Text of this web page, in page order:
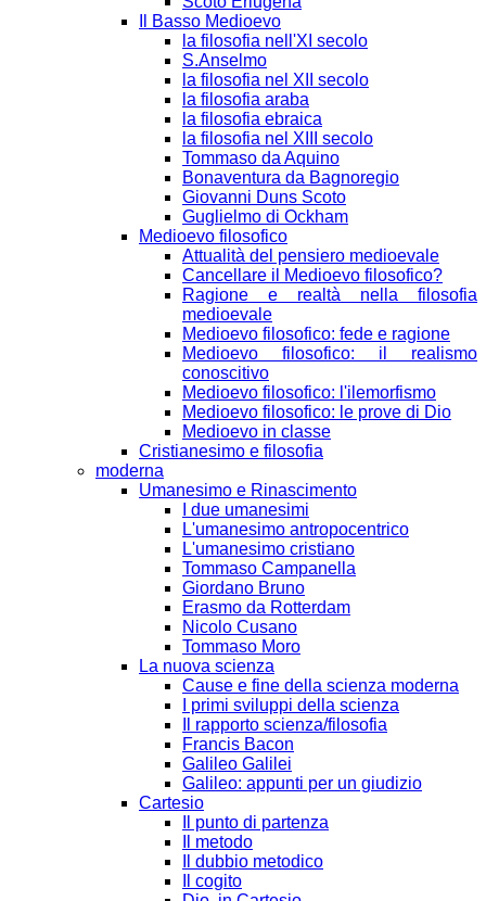
Il Basso Medioevo
la filosofia nell'XI secolo
S.Anselmo
la filosofia nel XII secolo
la filosofia araba
la filosofia ebraica
la filosofia nel XIII secolo
Tommaso da Aquino
Bonaventura da Bagnoregio
Giovanni Duns Scoto
Guglielmo di Ockham
Medioevo filosofico
Attualità del pensiero medioevale
Cancellare il Medioevo filosofico?
Ragione e realtà nella filosofia
medioevale
Medioevo filosofico: fede e ragione
Medioevo filosofico: il realismo
conoscitivo
Medioevo filosofico: l'ilemorfismo
Medioevo filosofico: le prove di Dio
Medioevo in classe
Cristianesimo e filosofia
moderna
Umanesimo e Rinascimento
I due umanesimi
L'umanesimo antropocentrico
L'umanesimo cristiano
Tommaso Campanella
Giordano Bruno
Erasmo da Rotterdam
Nicolo Cusano
Tommaso Moro
La nuova scienza
Cause e fine della scienza moderna
I primi sviluppi della scienza
Il rapporto scienza/filosofia
Francis Bacon
Galileo Galilei
Galileo: appunti per un giudizio
Cartesio
Il punto di partenza
Il metodo
Il dubbio metodico
Il cogito